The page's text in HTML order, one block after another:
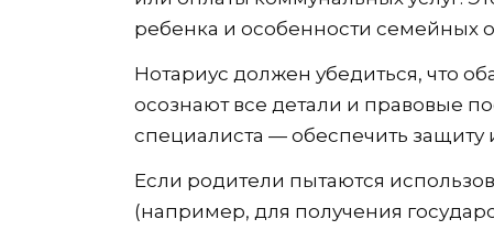
ребенка и особенности семейных
Нотариус должен убедиться, что
осознают все детали и правовые
специалиста — обеспечить защиту
Если родители пытаются
(например, для получения